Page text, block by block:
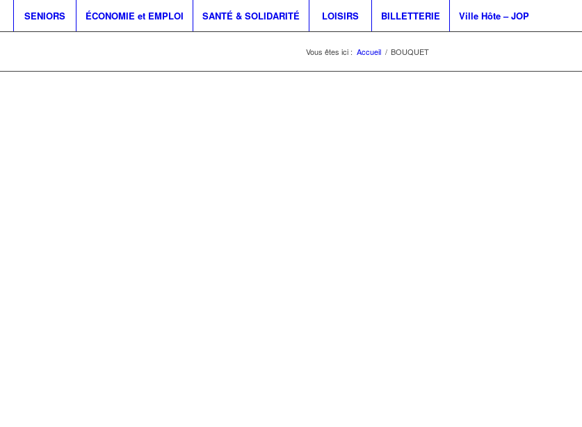
SENIORS ÉCONOMIE et EMPLOI SANTÉ & SOLIDARITÉ LOISIRS BILLETTERIE Ville Hôte – JOP
Vous êtes ici : Accueil / BOUQUET